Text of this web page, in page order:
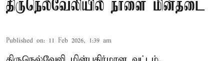
திருநெல்வேலியில் நாளை மின்தடை
Published on: 11 Feb 2026, 1:39 am